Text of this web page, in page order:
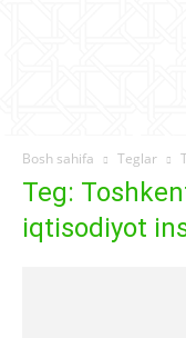
Bosh sahifa Teglar
Teg:
iqtisodiyot